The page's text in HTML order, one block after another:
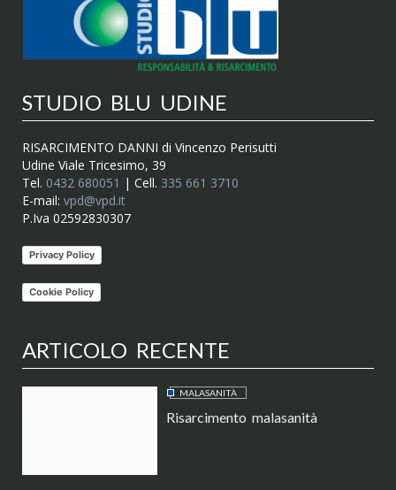
STUDIO BLU UDINE
RISARCIMENTO DANNI di Vincenzo Perisutti
Udine Viale Tricesimo, 39
Tel. 0432 680051 | Cell. 335 661 3710
E-mail: vpd@vpd.it
P.Iva 02592830307
Privacy Policy
Cookie Policy
ARTICOLO RECENTE
MALASANITÀ
Risarcimento malasanità